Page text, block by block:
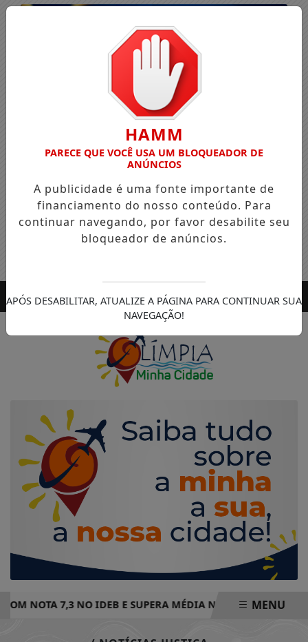
Entrar
NOTA 7,3 NO IDEB E SUPERA MÉDIA NACIONAL DE
MENU
HAMM
PARECE QUE VOCÊ USA UM BLOQUEADOR DE
ANÚNCIOS
A publicidade é uma fonte importante de
financiamento do nosso conteúdo. Para
continuar navegando, por favor desabilite seu
bloqueador de anúncios.
APÓS DESABILITAR, ATUALIZE A PÁGINA PARA CONTINUAR SUA
NAVEGAÇÃO!